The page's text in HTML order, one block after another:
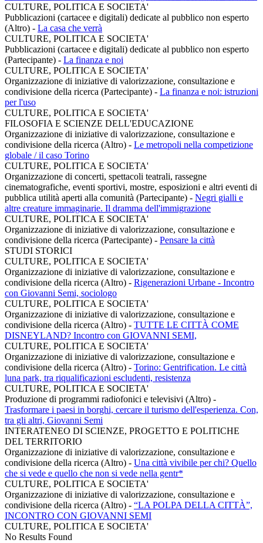
CULTURE, POLITICA E SOCIETA'
Pubblicazioni (cartacee e digitali) dedicate al pubblico non esperto
(Altro) - La casa che verrà
CULTURE, POLITICA E SOCIETA'
Pubblicazioni (cartacee e digitali) dedicate al pubblico non esperto
(Partecipante) - La finanza e noi
CULTURE, POLITICA E SOCIETA'
Organizzazione di iniziative di valorizzazione, consultazione e
condivisione della ricerca (Partecipante) - La finanza e noi: istruzioni
per l'uso
CULTURE, POLITICA E SOCIETA'
FILOSOFIA E SCIENZE DELL'EDUCAZIONE
Organizzazione di iniziative di valorizzazione, consultazione e
condivisione della ricerca (Altro) - Le metropoli nella competizione
globale / il caso Torino
CULTURE, POLITICA E SOCIETA'
Organizzazione di concerti, spettacoli teatrali, rassegne
cinematografiche, eventi sportivi, mostre, esposizioni e altri eventi di
pubblica utilità aperti alla comunità (Partecipante) - Negri gialli e
altre creature immaginarie. Il dramma dell'immigrazione
CULTURE, POLITICA E SOCIETA'
Organizzazione di iniziative di valorizzazione, consultazione e
condivisione della ricerca (Partecipante) - Pensare la città
STUDI STORICI
CULTURE, POLITICA E SOCIETA'
Organizzazione di iniziative di valorizzazione, consultazione e
condivisione della ricerca (Altro) - Rigenerazioni Urbane - Incontro
con Giovanni Semi, sociologo
CULTURE, POLITICA E SOCIETA'
Organizzazione di iniziative di valorizzazione, consultazione e
condivisione della ricerca (Altro) - TUTTE LE CITTÀ COME
DISNEYLAND? Incontro con GIOVANNI SEMI,
CULTURE, POLITICA E SOCIETA'
Organizzazione di iniziative di valorizzazione, consultazione e
condivisione della ricerca (Altro) - Torino: Gentrification. Le città
luna park, tra riqualificazioni escludenti, resistenza
CULTURE, POLITICA E SOCIETA'
Produzione di programmi radiofonici e televisivi (Altro) -
Trasformare i paesi in borghi, cercare il turismo dell'esperienza. Con,
tra gli altri, Giovanni Semi
INTERATENEO DI SCIENZE, PROGETTO E POLITICHE
DEL TERRITORIO
Organizzazione di iniziative di valorizzazione, consultazione e
condivisione della ricerca (Altro) - Una città vivibile per chi? Quello
che si vede e quello che non si vede nella gentr*
CULTURE, POLITICA E SOCIETA'
Organizzazione di iniziative di valorizzazione, consultazione e
condivisione della ricerca (Altro) - “LA POLPA DELLA CITTÀ”,
INCONTRO CON GIOVANNI SEMI
CULTURE, POLITICA E SOCIETA'
No Results Found